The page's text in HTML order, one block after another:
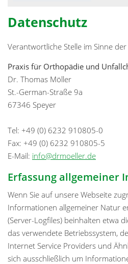
Datenschutz
Verantwortliche Stelle im Sinne
Praxis für Orthopädie und
Dr. Thomas Möller
St.-German-Straße 9a
67346 Speyer
Tel: +49 (0) 6232 910805-0
Fax: +49 (0) 6232 910805-5
E-Mail: info@drmoeller.de
Erfassung allgemeiner
Wenn Sie auf unsere Webseite
Informationen allgemeiner Natur
(Server-Logfiles) beinhalten etwa
das verwendete Betriebssystem,
Internet Service Providers und
sich ausschließlich um